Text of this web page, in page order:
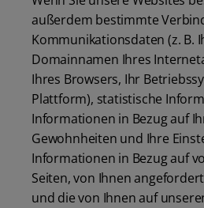
außerdem bestimmte
Kommunikationsdaten (z. B.
Domainnamen Ihres
Ihres Browsers, Ihr
Plattform), statistische
Informationen in Bezug auf
Gewohnheiten und Ihre
Informationen in Bezug auf
Seiten, von Ihnen
und die von Ihnen auf